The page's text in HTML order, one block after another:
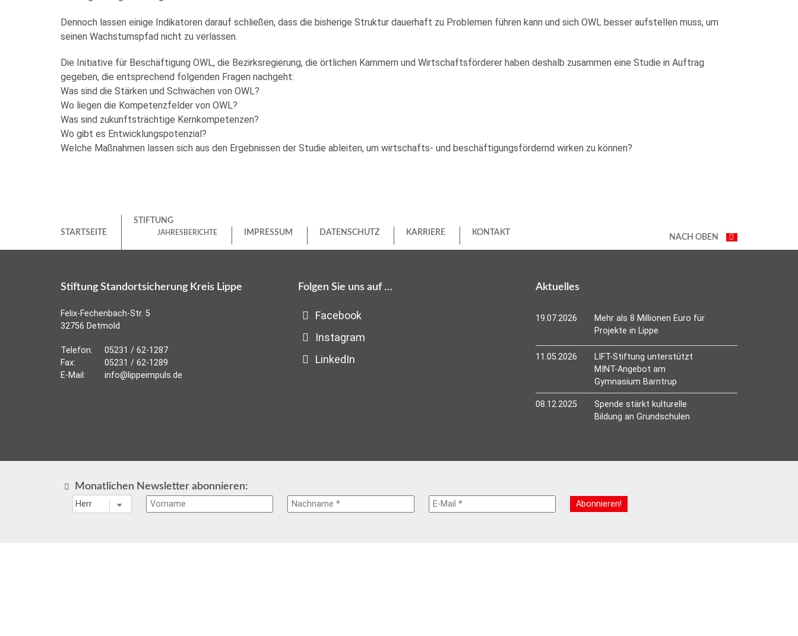
Dennoch lassen einige Indikatoren darauf schließen, dass die bisherige Struktur dauerhaft zu Problemen führen kann und sich OWL besser aufstellen muss, um
seinen Wachstumspfad nicht zu verlassen.
Die Initiative für Beschäftigung OWL, die Bezirksregierung, die örtlichen Kammern und Wirtschaftsförderer haben deshalb zusammen eine Studie in Auftrag
gegeben, die entsprechend folgenden Fragen nachgeht:
Was sind die Stärken und Schwächen von OWL?
Wo liegen die Kompetenzfelder von OWL?
Was sind zukunftsträchtige Kernkompetenzen?
Wo gibt es Entwicklungspotenzial?
Welche Maßnahmen lassen sich aus den Ergebnissen der Studie ableiten, um wirtschafts- und beschäftigungsfördernd wirken zu können?
STARTSEITE
STIFTUNG
JAHRESBERICHTE IMPRESSUM DATENSCHUTZ KARRIERE KONTAKT
NACH OBEN
Stiftung Standortsicherung Kreis Lippe
Felix-Fechenbach-Str. 5
32756 Detmold
Telefon:
05231 / 62-1287
Fax:
05231 / 62-1289
E-Mail:
info@lippeimpuls.de
Folgen Sie uns auf …
Facebook
Instagram
LinkedIn
Aktuelles
19.07.2026
Mehr als 8 Millionen Euro für
Projekte in Lippe
11.05.2026
LIFT-Stiftung unterstützt
MINT-Angebot am
Gymnasium Barntrup
08.12.2025
Spende stärkt kulturelle
Bildung an Grundschulen
Monatlichen Newsletter abonnieren: